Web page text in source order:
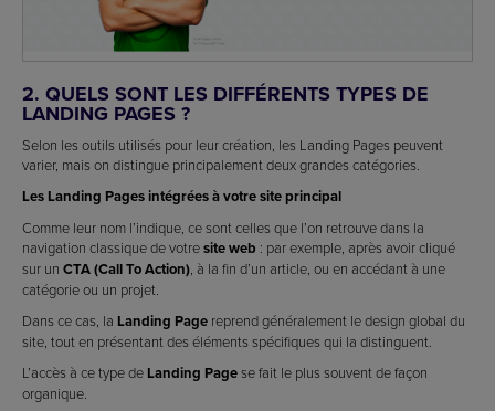
2. QUELS SONT LES DIFFÉRENTS TYPES DE
LANDING PAGES ?
Selon les outils utilisés pour leur création, les Landing Pages peuvent
varier, mais on distingue principalement deux grandes catégories.
Les Landing Pages intégrées à votre site principal
Comme leur nom l’indique, ce sont celles que l’on retrouve dans la
navigation classique de votresite web : par exemple, après avoir cliqué
sur un CTA (Call To Action), à la fin d’un article, ou en accédant à une
catégorie ou un projet.
Dans ce cas, la Landing Page reprend généralement le design global du
site, tout en présentant des éléments spécifiques qui la distinguent.
L’accès à ce type de Landing Pagese fait le plus souvent de façon
organique.